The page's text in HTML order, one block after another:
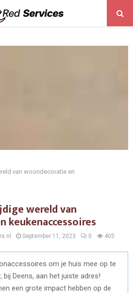
van woondecoratie en
wereld van
keukenaccessoires
September 11, 2023 0 405
om je huis mee op te
bij Deens, aan het juiste adres!
een grote impact hebben op de